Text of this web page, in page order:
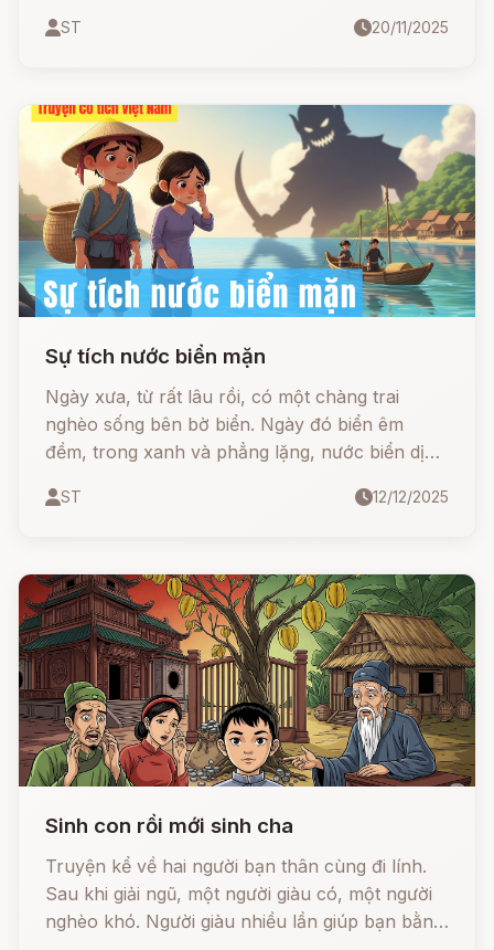
cùng trong bản. Nhưng xin mãi thì mọi người
cũng không cho vay. Chỉ có mỗi một bà cụ độc
thân sống ở cuối bản là bảo với hai vợ chồng:
ST 20/11/2025
Sự tích nước biển mặn
Ngày xưa, từ rất lâu rồi, có một chàng trai
nghèo sống bên bờ biển. Ngày đó biển êm
đềm, trong xanh và phẳng lặng, nước biển dịu
trai sống bằng nghề đánh cá, chàng làm việc
hòa cùng nhịp kéo lưới.
ST 12/12/2025
Sinh con rồi mới sinh cha
Truyện kể về hai người bạn thân cùng đi lính.
Sau khi giải ngũ, một người giàu có, một người
nghèo khó. Người giàu nhiều lần giúp bạn bằng